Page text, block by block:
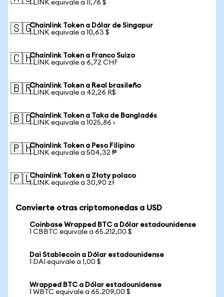
1 LINK equivale a 11,76 $
🇸🇬Chainlink Token a Dólar de Singapur
1 LINK equivale a 10,63 $
🇨🇭Chainlink Token a Franco Suizo
1 LINK equivale a 6,72 CHF
🇧🇷Chainlink Token a Real brasileño
1 LINK equivale a 42,26 R$
🇧🇩Chainlink Token a Taka de Bangladés
1 LINK equivale a 1025,86 ৳
🇵🇭Chainlink Token a Peso Filipino
1 LINK equivale a 504,32 ₱
🇵🇱Chainlink Token a Złoty polaco
1 LINK equivale a 30,90 zł
Convierte otras criptomonedas a USD
Coinbase Wrapped BTC a Dólar estadounidense
1 CBBTC equivale a 65.212,00 $
Dai Stablecoin a Dólar estadounidense
1 DAI equivale a 1,00 $
Wrapped BTC a Dólar estadounidense
1 WBTC equivale a 65.209,00 $